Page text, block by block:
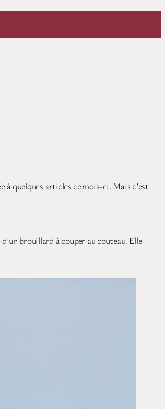
à quelques articles ce mois-ci. Mais c’est
brouillard à couper au couteau. Elle